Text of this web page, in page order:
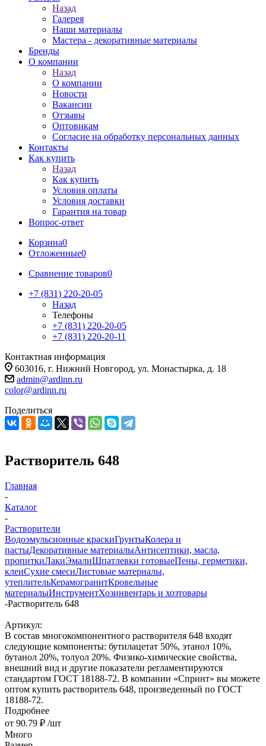
Назад
Галерея
Наши материалы
Мастера - декоративные материалы
Бренды
О компании
Назад
О компании
Новости
Вакансии
Отзывы
Оптовикам
Cогласие на обработку персональных данных
Контакты
Как купить
Назад
Как купить
Условия оплаты
Условия доставки
Гарантия на товар
Вопрос-ответ
Корзина0
Отложенные0
Сравнение товаров0
+7 (831) 220-20-05
Назад
Телефоны
+7 (831) 220-20-05
+7 (831) 220-20-11
Контактная информация
603016, г. Нижний Новгород, ул. Монастырка, д. 18
admin@ardinn.ru
color@ardinn.ru
Поделиться
Растворитель 648
Главная
-
Каталог
-
Растворители
Водоэмульсионные краскиГрунтыКолера и
пастыДекоративные материалыАнтисептики, масла,
пропиткиЛакиЭмалиШпатлевки готовыеПены, герметики,
клеиСухие смесиЛистовые материалы,
утеплительКерамогранитКровельные
материалыИнструментХозинвентарь и хозтовары
-Растворитель 648
Артикул:
В состав многокомпонентного растворителя 648 входят
следующие компоненты: бутилацетат 50%, этанол 10%,
бутанол 20%, толуол 20%. Физико-химические свойства,
внешний вид и другие показатели регламентируются
стандартом ГОСТ 18188-72. В компании «Спринт» вы можете
оптом купить растворитель 648, произведенный по ГОСТ
18188-72.
Подробнее
от 90.79 ₽ /шт
Много